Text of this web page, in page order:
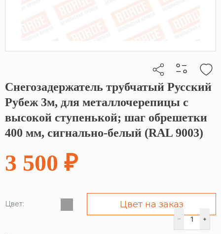
Кликните, чтобы скопировать прямую ссылку
Снегозадержатель трубчатый Русский
Рубеж 3м, для металлочерепицы с
высокой ступенькой; шаг обрешетки
400 мм, сигнально-белый (RAL 9003)
3 500 ₽
Цвет: Цвет на заказ